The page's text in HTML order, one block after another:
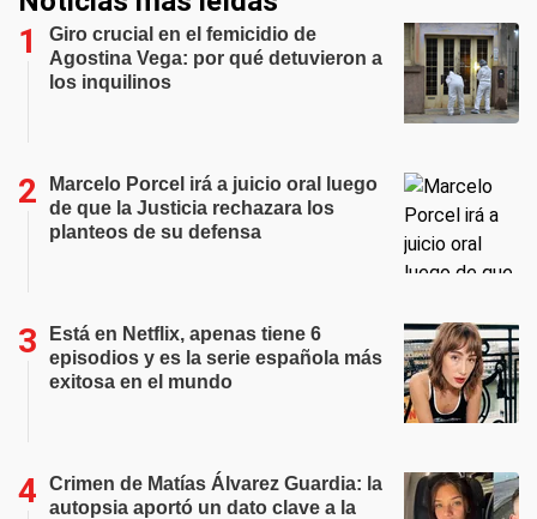
Giro crucial en el femicidio de
Agostina Vega: por qué detuvieron a
los inquilinos
Marcelo Porcel irá a juicio oral luego
de que la Justicia rechazara los
planteos de su defensa
Está en Netflix, apenas tiene 6
episodios y es la serie española más
exitosa en el mundo
Crimen de Matías Álvarez Guardia: la
autopsia aportó un dato clave a la